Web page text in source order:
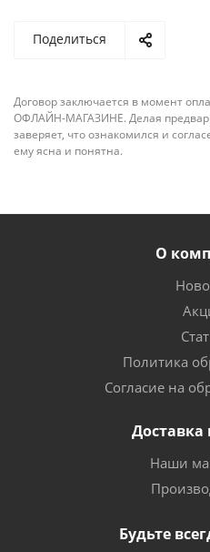
Поделиться
Договор заключается в момент
ОФЛАЙН-МАГАЗИНЕ. Делая
заверяет, что ознакомился и
ему ясна и понятна.
О
Политика
Согласие на
Доставка
Наши
Будьте